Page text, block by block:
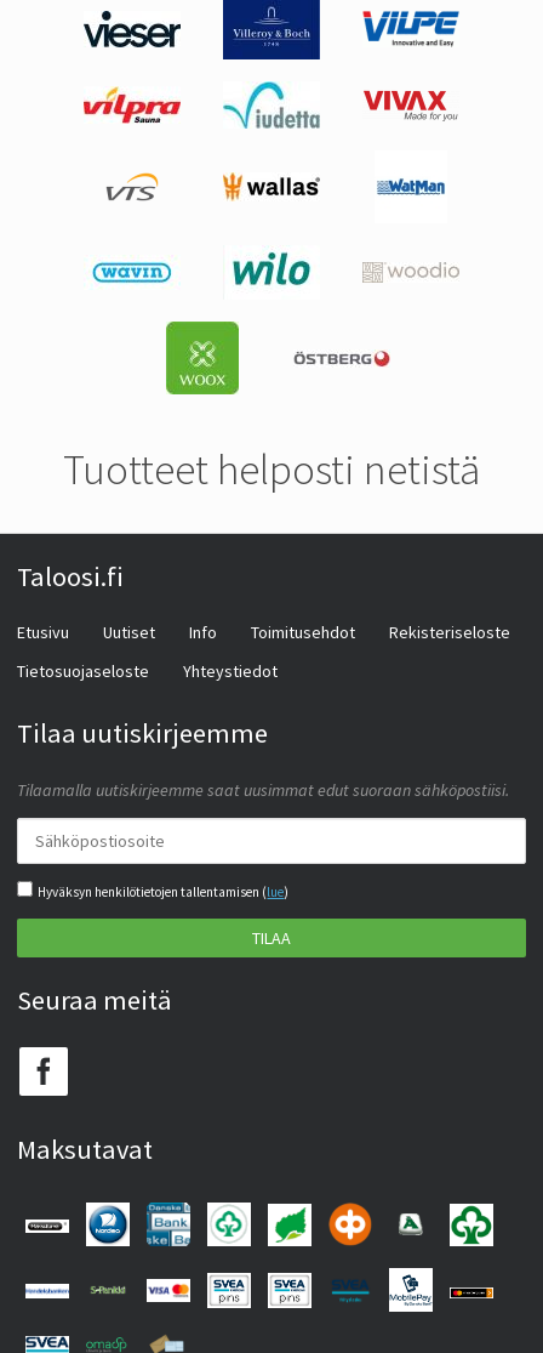
Tuotteet helposti netistä
Taloosi.fi
Etusivu Uutiset Info Toimitusehdot
Rekisteriseloste
Tietosuojaseloste
Yhteystiedot
Tilaa uutiskirjeemme
Tilaamalla uutiskirjeemme saat uusimmat edut suoraan sähköpostiisi.
Hyväksyn henkilötietojen tallentamisen (lue)
TILAA
Seuraa meitä
Maksutavat